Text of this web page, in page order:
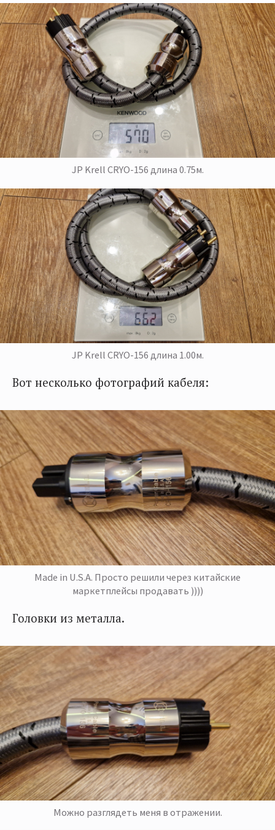
JP Krell CRYO-156 длина 0.75м.
JP Krell CRYO-156 длина 1.00м.
Вот несколько фотографий кабеля:
Made in U.S.A. Просто решили через китайские
маркетплейсы продавать ))))
Головки из металла.
Можно разглядеть меня в отражении.